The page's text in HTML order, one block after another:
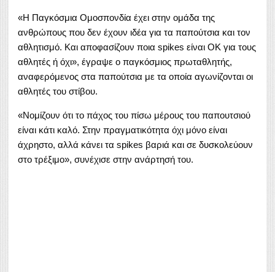
«Η Παγκόσμια Ομοσπονδία έχει στην ομάδα της
ανθρώπους που δεν έχουν ιδέα για τα παπούτσια και τον
αθλητισμό. Και αποφασίζουν ποια spikes είναι ΟΚ για τους
αθλητές ή όχι», έγραψε ο παγκόσμιος πρωταθλητής,
αναφερόμενος στα παπούτσια με τα οποία αγωνίζονται οι
αθλητές του στίβου.
«Νομίζουν ότι το πάχος του πίσω μέρους του παπουτσιού
είναι κάτι καλό. Στην πραγματικότητα όχι μόνο είναι
άχρηστο, αλλά κάνει τα spikes βαριά και σε δυσκολεύουν
στο τρέξιμο», συνέχισε στην ανάρτησή του.